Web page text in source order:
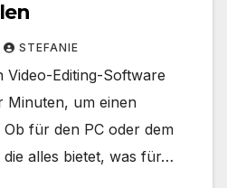
STEFANIE
Video-Editing-Software
Minuten, um einen
für den PC oder dem
alles bietet, was für…